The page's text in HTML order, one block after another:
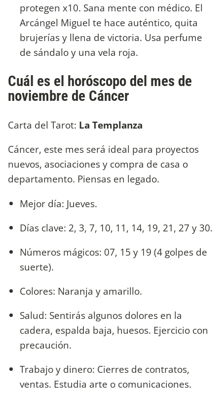
protegen x10. Sana mente con médico. El
Arcángel Miguel te hace auténtico, quita
brujerías y llena de victoria. Usa perfume
de sándalo y una vela roja.
Cuál es el horóscopo del mes de
noviembre de Cáncer
Carta del Tarot: La Templanza
Cáncer, este mes será ideal para proyectos
nuevos, asociaciones y compra de casa o
departamento. Piensas en legado.
Mejor día: Jueves.
Días clave: 2, 3, 7, 10, 11, 14, 19, 21, 27 y 30.
Números mágicos: 07, 15 y 19 (4 golpes de
suerte).
Colores: Naranja y amarillo.
Salud: Sentirás algunos dolores en la
cadera, espalda baja, huesos. Ejercicio con
precaución.
Trabajo y dinero: Cierres de contratos,
ventas. Estudia arte o comunicaciones.